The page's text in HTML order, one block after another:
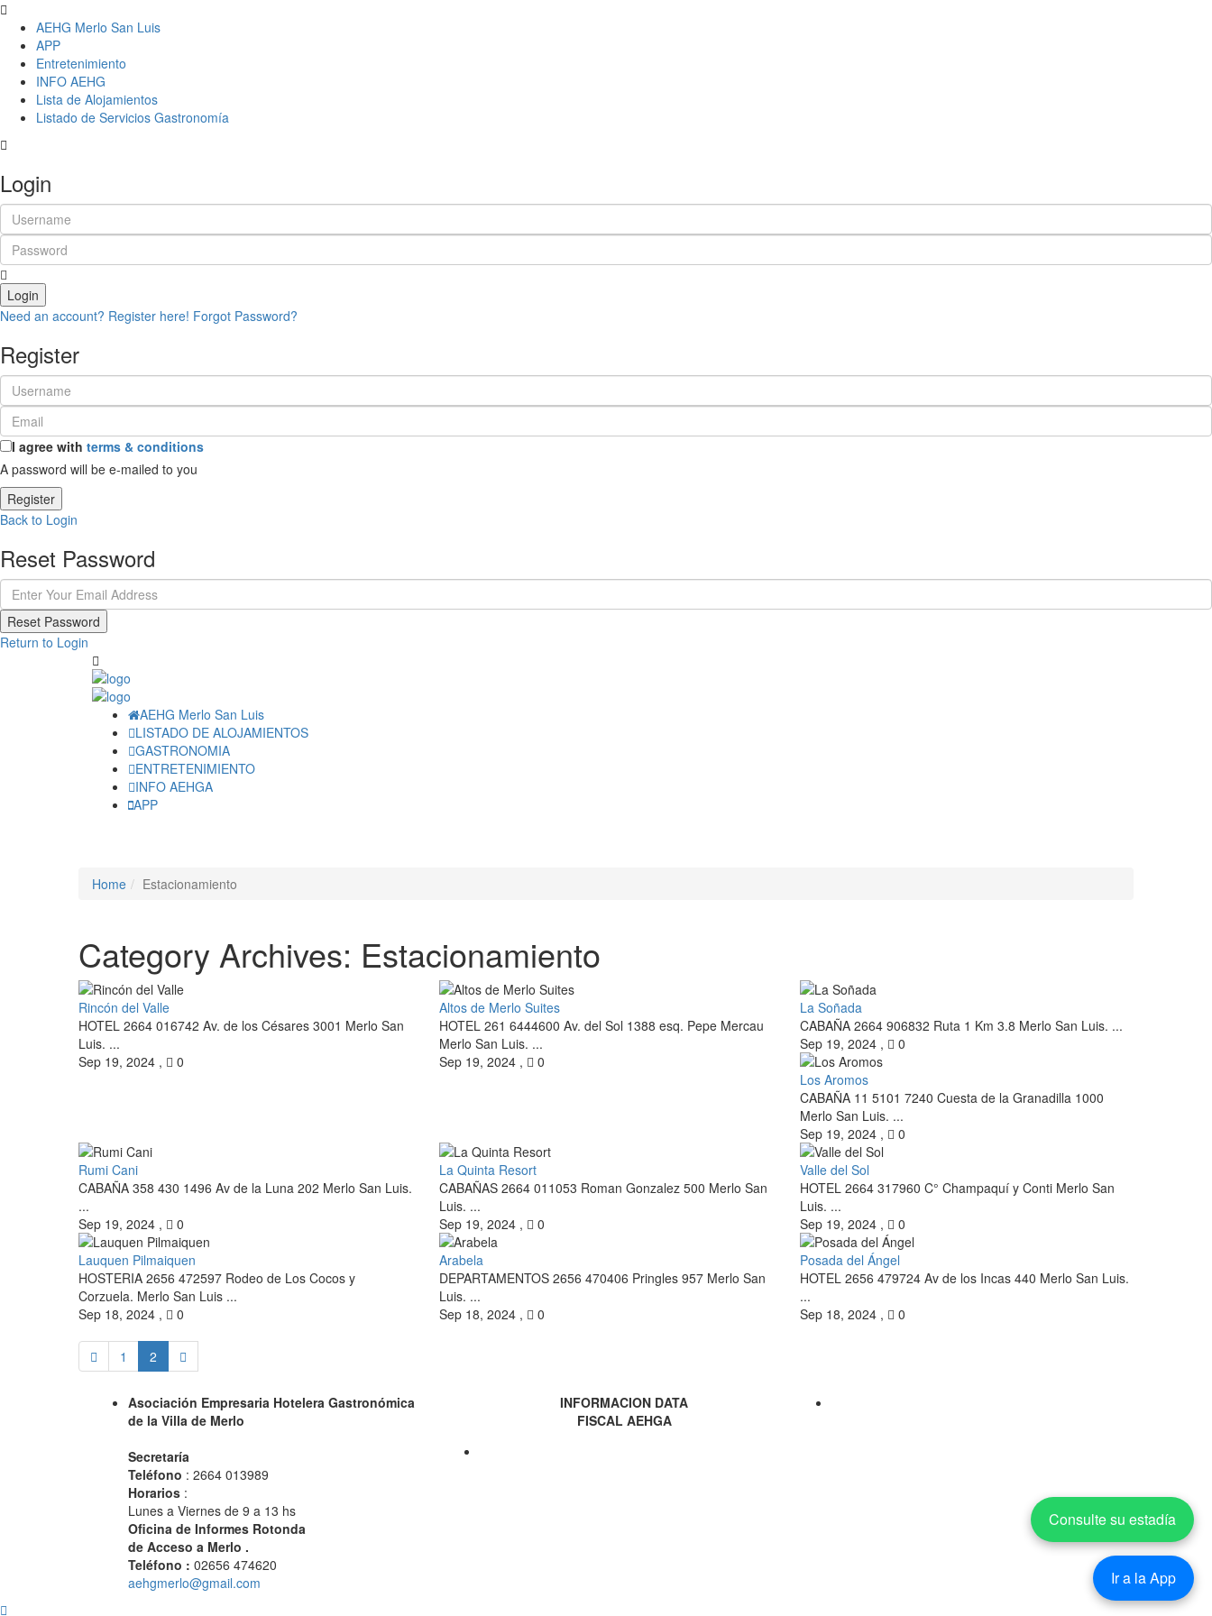
AEHG Merlo San Luis
APP
Entretenimiento
INFO AEHG
Lista de Alojamientos
Listado de Servicios Gastronomía
Login
Login
Need an account? Register here! Forgot Password?
Register
I agree with terms & conditions
A password will be e-mailed to you
Register
Back to Login
Reset Password
Reset Password
Return to Login
AEHG Merlo San Luis
LISTADO DE ALOJAMIENTOS
GASTRONOMIA
ENTRETENIMIENTO
INFO AEHGA
APP
Home Estacionamiento
Category Archives: Estacionamiento
Rincón del Valle
HOTEL 2664 016742 Av. de los Césares 3001 Merlo San
Luis. ...
Sep 19, 2024 , 0
Altos de Merlo Suites
HOTEL 261 6444600 Av. del Sol 1388 esq. Pepe Mercau
Merlo San Luis. ...
Sep 19, 2024 , 0
La Soñada
CABAÑA 2664 906832 Ruta 1 Km 3.8 Merlo San Luis. ...
Sep 19, 2024 ,
0
Los Aromos
CABAÑA 11 5101 7240 Cuesta de la Granadilla 1000
Merlo San Luis. ...
Sep 19, 2024 ,
0
Rumi Cani
CABAÑA 358 430 1496 Av de la Luna 202 Merlo San Luis.
...
Sep 19, 2024 , 0
La Quinta Resort
CABAÑAS 2664 011053 Roman Gonzalez 500 Merlo San
Luis. ...
Sep 19, 2024 , 0
Valle del Sol
HOTEL 2664 317960 C° Champaquí y Conti Merlo San
Luis. ...
Sep 19, 2024 ,
0
Lauquen Pilmaiquen
HOSTERIA 2656 472597 Rodeo de Los Cocos y
Corzuela. Merlo San Luis ...
Sep 18, 2024 , 0
Arabela
DEPARTAMENTOS 2656 470406 Pringles 957 Merlo San
Luis. ...
Sep 18, 2024 , 0
Posada del Ángel
HOTEL 2656 479724 Av de los Incas 440 Merlo San Luis.
...
Sep 18, 2024 , 0
1 2
Asociación Empresaria Hotelera Gastronómica
de la Villa de Merlo
Secretaría
Teléfono : 2664 013989
Horarios :
Lunes a Viernes de 9 a 13 hs
Oficina de Informes Rotonda
de Acceso a Merlo .
Teléfono : 02656 474620
aehgmerlo@gmail.com
INFORMACION DATA
FISCAL AEHGA
Consulte su estadía
Ir a la App